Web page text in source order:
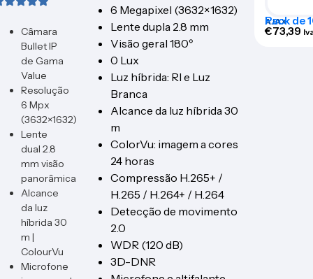
Câmara
Bullet IP
de Gama
Value
Resolução
6 Mpx
(3632×1632)
Lente
dual 2.8
mm visão
panorâmica
Alcance
da luz
híbrida 30
m |
ColourVu
Microfone
6 Megapixel (3632×1632)
Lente dupla 2.8 mm
Visão geral 180º
0 Lux
Luz híbrida: RI e Luz
Branca
Alcance da luz híbrida 30
m
ColorVu: imagem a cores
24 horas
Compressão H.265+ /
H.265 / H.264+ / H.264
Detecção de movimento
2.0
WDR (120 dB)
3D-DNR
AJAX
Pack de
exterior
€73,39